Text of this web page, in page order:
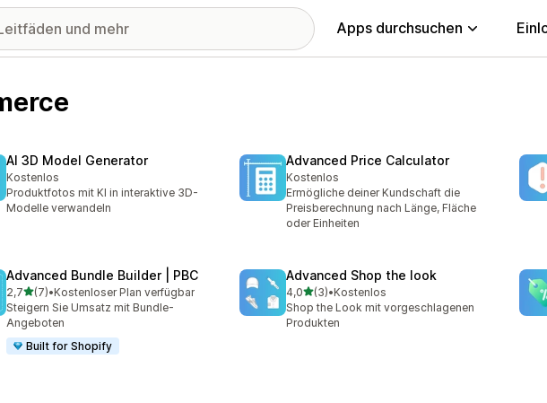
Apps durchsuchen
AI 3D Model Generator
Kostenlos
Produktfotos mit KI in interaktive 3D-
Modelle verwandeln
Advanced Price Calculator
Kostenlos
Ermögliche deiner Kundschaft die
Preisberechnung nach Länge, Fläche
oder Einheiten
Advanced Bundle Builder | PBC
2,7von 5 Sternen
(7)
7 Rezensionen insgesamt
•Kostenloser Plan verfügbar
Steigern Sie Umsatz mit Bundle-
Angeboten
Built for Shopify
Advanced Shop the look
4,0von 5 Sternen
(3)
3 Rezensionen insgesamt
•Kostenlos
Shop the Look mit vorgeschlagenen
Produkten